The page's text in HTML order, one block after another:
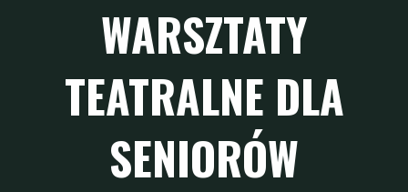
WARSZTATY
TEATRALNE DLA
SENIORÓW